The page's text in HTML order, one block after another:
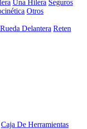
Una Hilera Seguros
Otros
Delantera Reten
Caja De Herramientas